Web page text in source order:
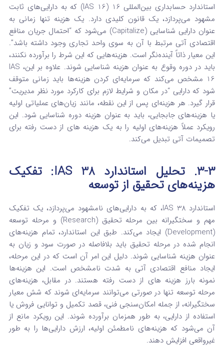
استاندارد حسابداری بین‌المللی 16 (IAS 16) که به دارایی‌های ثابت
مشهود می‌پردازد، یک قانون کلیدی دارد. یک هزینه تنها زمانی به
عنوان دارایی شناسایی (Capitalize) می‌شود که “احتمال جریان منافع
اقتصادی آتی مرتبط با آن به سوی واحد تجاری وجود داشته باشد”.
این معیار ذاتاً آینده‌نگر است. هزینه‌هایی که این شرط را برآورده نکنند،
باید در دوره وقوع به عنوان هزینه شناسایی شوند. علاوه بر این، IAS
16 مشخص می‌کند که سرمایه‌ای کردن هزینه‌ها باید زمانی متوقف
شود که دارایی “در مکان و شرایط لازم برای کارکرد مورد نظر مدیریت”
قرار گیرد. هر هزینه‌ای پس از این نقطه، مانند زیان‌های عملیاتی اولیه
یا هزینه‌های جابجایی، باید به عنوان هزینه دوره شناسایی شود. این
رویکرد عملاً هزینه‌های اولیه را به یک هزینه های از دست رفته برای
تصمیمات آتی تبدیل می‌کند.
۳-۳. تحلیل استاندارد IAS 38: تفکیک
هزینه‌های تحقیق از توسعه
استاندارد IAS 38، که به دارایی‌های نامشهود می‌پردازد، یک تفکیک
مهم و سختگیرانه بین مرحله تحقیق (Research) و مرحله توسعه
(Development) ایجاد می‌کند.
طبق این استاندارد، تمام هزینه‌های
انجام شده در مرحله تحقیق باید بلافاصله در صورت سود و زیان به
عنوان هزینه شناسایی شوند. دلیل این امر آن است که در این مرحله،
ایجاد منافع اقتصادی آتی به شدت نامشخص است. این هزینه‌ها
نمونه بارز هزینه های از دست رفته هستند. در مقابل، هزینه‌های
مرحله توسعه تنها در صورتی می‌توانند سرمایه‌ای شوند که شش معیار
سختگیرانه، از جمله امکان‌سنجی فنی، قصد تکمیل و توانایی فروش یا
استفاده از دارایی، به طور همزمان برآورده شوند. این رویکرد مانع از
آن می‌شود که هزینه‌های نامطمئن اولیه، ارزش دارایی‌ها را به طور
غیرواقعی افزایش دهند.